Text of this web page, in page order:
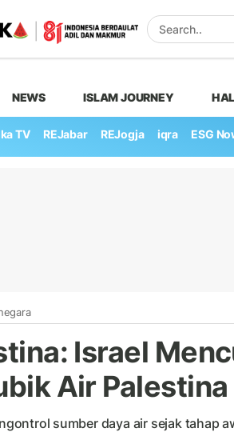
NEWS ISLAM JOURNEY
TV REJabar REJogja iqra ESG
Israel
Air Palestina
sumber daya air sejak tahap